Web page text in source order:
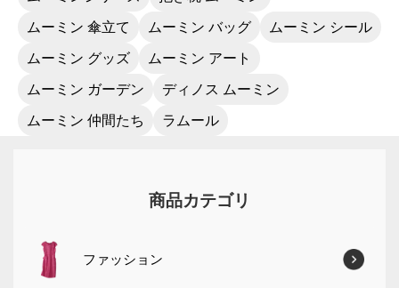
ムーミン 傘立て ムーミン バッグ ムーミン シール
ムーミン グッズ ムーミン アート
ムーミン ガーデン ディノス ムーミン
ムーミン 仲間たち ラムール
商品カテゴリ
ファッション